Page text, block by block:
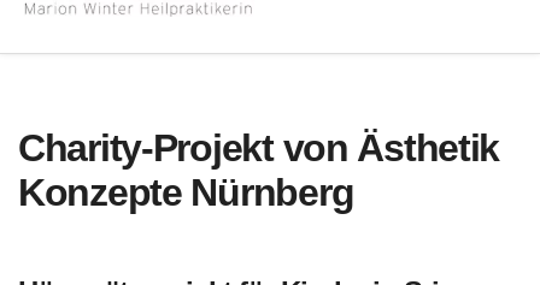
Charity-Projekt von Ästhetik
Konzepte Nürnberg